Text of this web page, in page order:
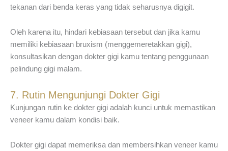
tekanan dari benda keras yang tidak seharusnya digigit.
Oleh karena itu, hindari kebiasaan tersebut dan jika kamu
memiliki kebiasaan bruxism (menggemeretakkan gigi),
konsultasikan dengan dokter gigi kamu tentang penggunaan
pelindung gigi malam.
7. Rutin Mengunjungi Dokter Gigi
Kunjungan rutin ke dokter gigi adalah kunci untuk memastikan
veneer kamu dalam kondisi baik.
Dokter gigi dapat memeriksa dan membersihkan veneer kamu